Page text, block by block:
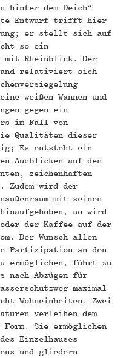
hinter dem Deich“
Entwurf trifft hier
er stellt sich auf
so ein
mit Rheinblick. Der
relativiert sich
weißen Wannen und
gegen ein
im Fall von
Qualitäten dieser
Es entsteht ein
Ausblicken auf den
zeichenhaften
Zudem wird der
mit seinen
so wird
der Kaffee auf der
Der Wunsch allen
Partizipation an den
ermöglichen, führt zu
nach Abzügen für
maximal
Wohneinheiten. Zwei
verleihen dem
Form. Sie ermöglichen
Einzelhauses
und gliedern